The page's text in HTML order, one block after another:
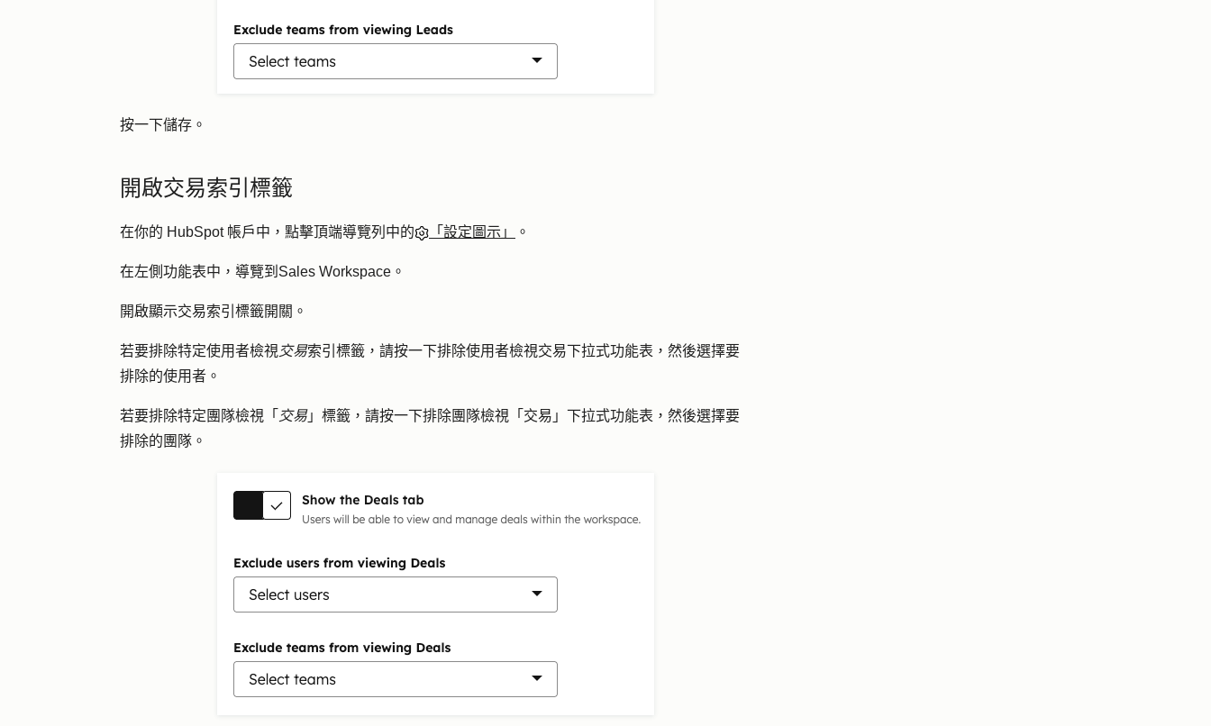
按一下儲存 。
開啟交易索引標籤
在你的 HubSpot 帳戶中，點擊頂端導覽列中的 「設定圖示」 。
在左側功能表中，導覽到 Sales Workspace 。
開啟顯示交易索引標籤開關。
若要排除特定使用者檢視 交易索引標籤，請按一下排除使用者檢視交易下拉式功能表，然後選擇要
排除的使用者 。
若要排除特定團隊檢視「 交易」標籤，請按一下排除團隊檢視 「 交易 」下拉式功能表，然後選擇要
排除的 團隊 。